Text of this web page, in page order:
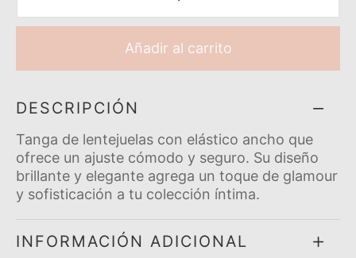
Añadir al carrito
DESCRIPCIÓN
Tanga de lentejuelas con elástico ancho que
ofrece un ajuste cómodo y seguro. Su diseño
brillante y elegante agrega un toque de glamour
y sofisticación a tu colección í­ntima.
INFORMACIÓN ADICIONAL